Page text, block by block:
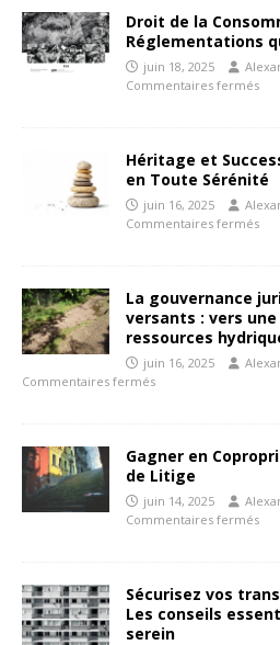
Droit de la
Réglementations
juin 18, 2025
Commentaires fermés
Héritage et
en Toute Sérénité
juin 16, 2025
Commentaires fermés
La gouvernance
versants : vers
ressources
juin 16, 2025
Commentaires fermés
Gagner en
de Litige
juin 14, 2025
Commentaires fermés
Sécurisez vos
Les conseils
serein